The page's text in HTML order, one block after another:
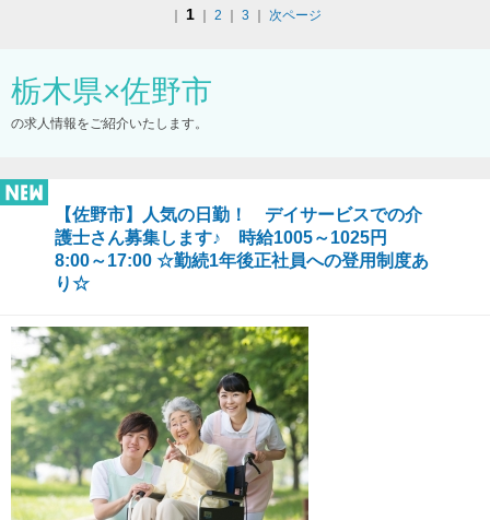
1｜ 2 3 次ページ
栃木県×佐野市
の求人情報をご紹介いたします。
【佐野市】人気の日勤！ デイサービスでの介
護士さん募集します♪ 時給1005～1025円
8:00～17:00 ☆勤続1年後正社員への登用制度あ
り☆